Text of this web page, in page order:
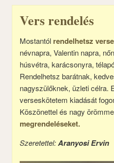
Vers rendelés
Mostantól rendelhetsz
névnapra, Valentin napra,
húsvétra, karácsonyra,
Rendelhetsz barátnak,
nagyszülőknek, üzleti célra.
verseskötetem kiadását
Köszönettel és nagy
megrendeléseket.
Szeretettel:Aranyosi Ervin